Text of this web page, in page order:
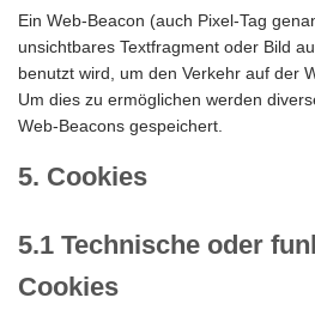
Ein Web-Beacon (auch Pixel-Tag
unsichtbares Textfragment oder Bild
benutzt wird, um den Verkehr auf der
Um dies zu ermöglichen werden
Web-Beacons gespeichert.
5. Cookies
5.1 Technische oder
Cookies